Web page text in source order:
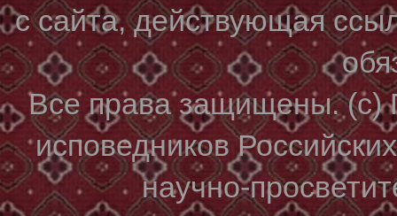
с сайта, действующая
Все права защищены. (с)
исповедников
научно-